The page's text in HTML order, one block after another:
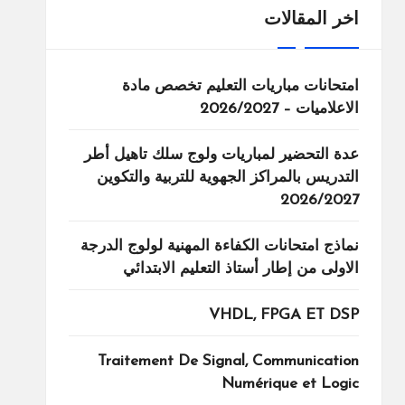
اخر المقالات
امتحانات مباريات التعليم تخصص مادة
الاعلاميات – 2026/2027
عدة التحضير لمباريات ولوج سلك تاهيل أطر
التدريس بالمراكز الجهوية للتربية والتكوين
2026/2027
نماذج امتحانات الكفاءة المهنية لولوج الدرجة
الاولى من إطار أستاذ التعليم الابتدائي
VHDL, FPGA ET DSP
Traitement De Signal, Communication
Numérique et Logic